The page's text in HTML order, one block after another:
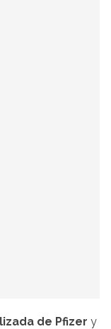
de Pfizer y